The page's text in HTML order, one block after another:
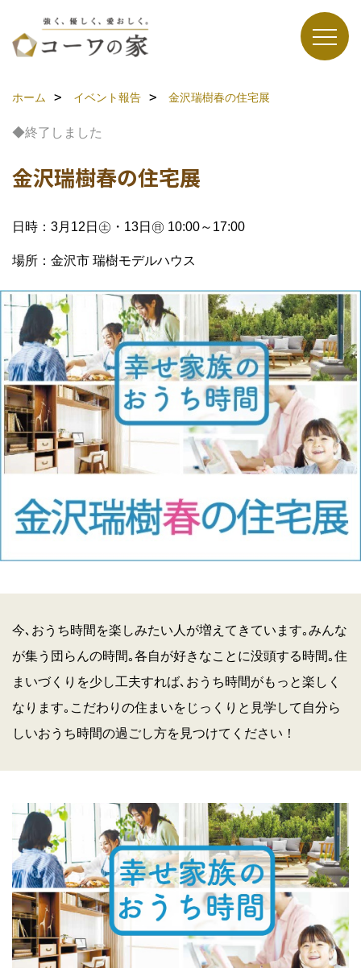
ホーム イベント報告 金沢瑞樹春の住宅展
◆終了しました
金沢瑞樹春の住宅展
日時：3月12日㊏・13日㊐ 10:00～17:00
場所：金沢市 瑞樹モデルハウス
今､おうち時間を楽しみたい人が増えてきています｡みんな
が集う団らんの時間｡各自が好きなことに没頭する時間｡住
まいづくりを少し工夫すれば､おうち時間がもっと楽しく
なります｡こだわりの住まいをじっくりと見学して自分ら
しいおうち時間の過ごし方を見つけてください！